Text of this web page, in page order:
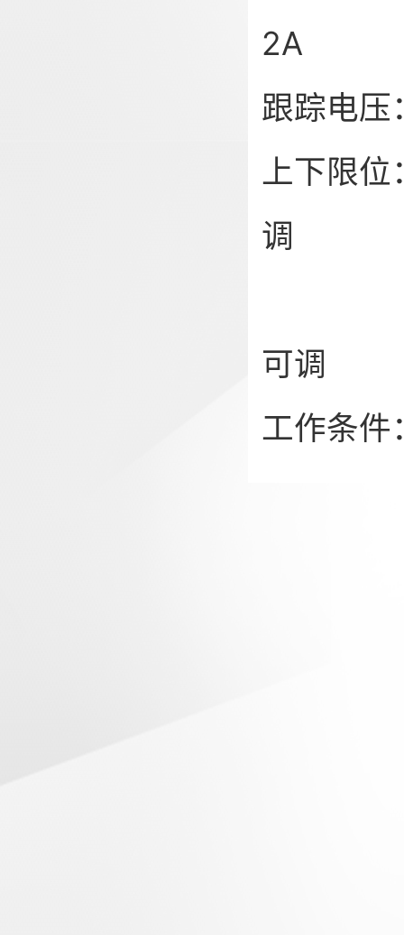
2A
跟踪电
上下限
调
可调
工作条